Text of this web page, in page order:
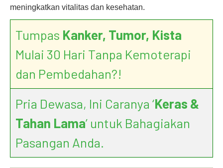
meningkatkan vitalitas dan kesehatan.
Tumpas Kanker, Tumor, Kista
Mulai 30 Hari Tanpa Kemoterapi
dan Pembedahan?!
Pria Dewasa, Ini Caranya ‘Keras &
Tahan Lama’ untuk Bahagiakan
Pasangan Anda.